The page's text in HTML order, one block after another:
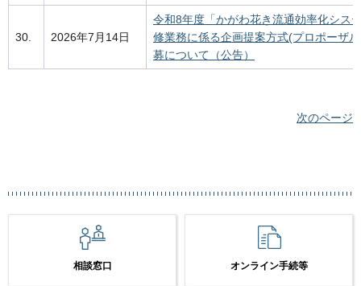
30. 2026年7月14日
令和8年度「かがわ花き流通効率化シス
修業務に係る企画提案方式(プロポーザ
募について（公告）
次のページ
相談窓口 オンライン手続等